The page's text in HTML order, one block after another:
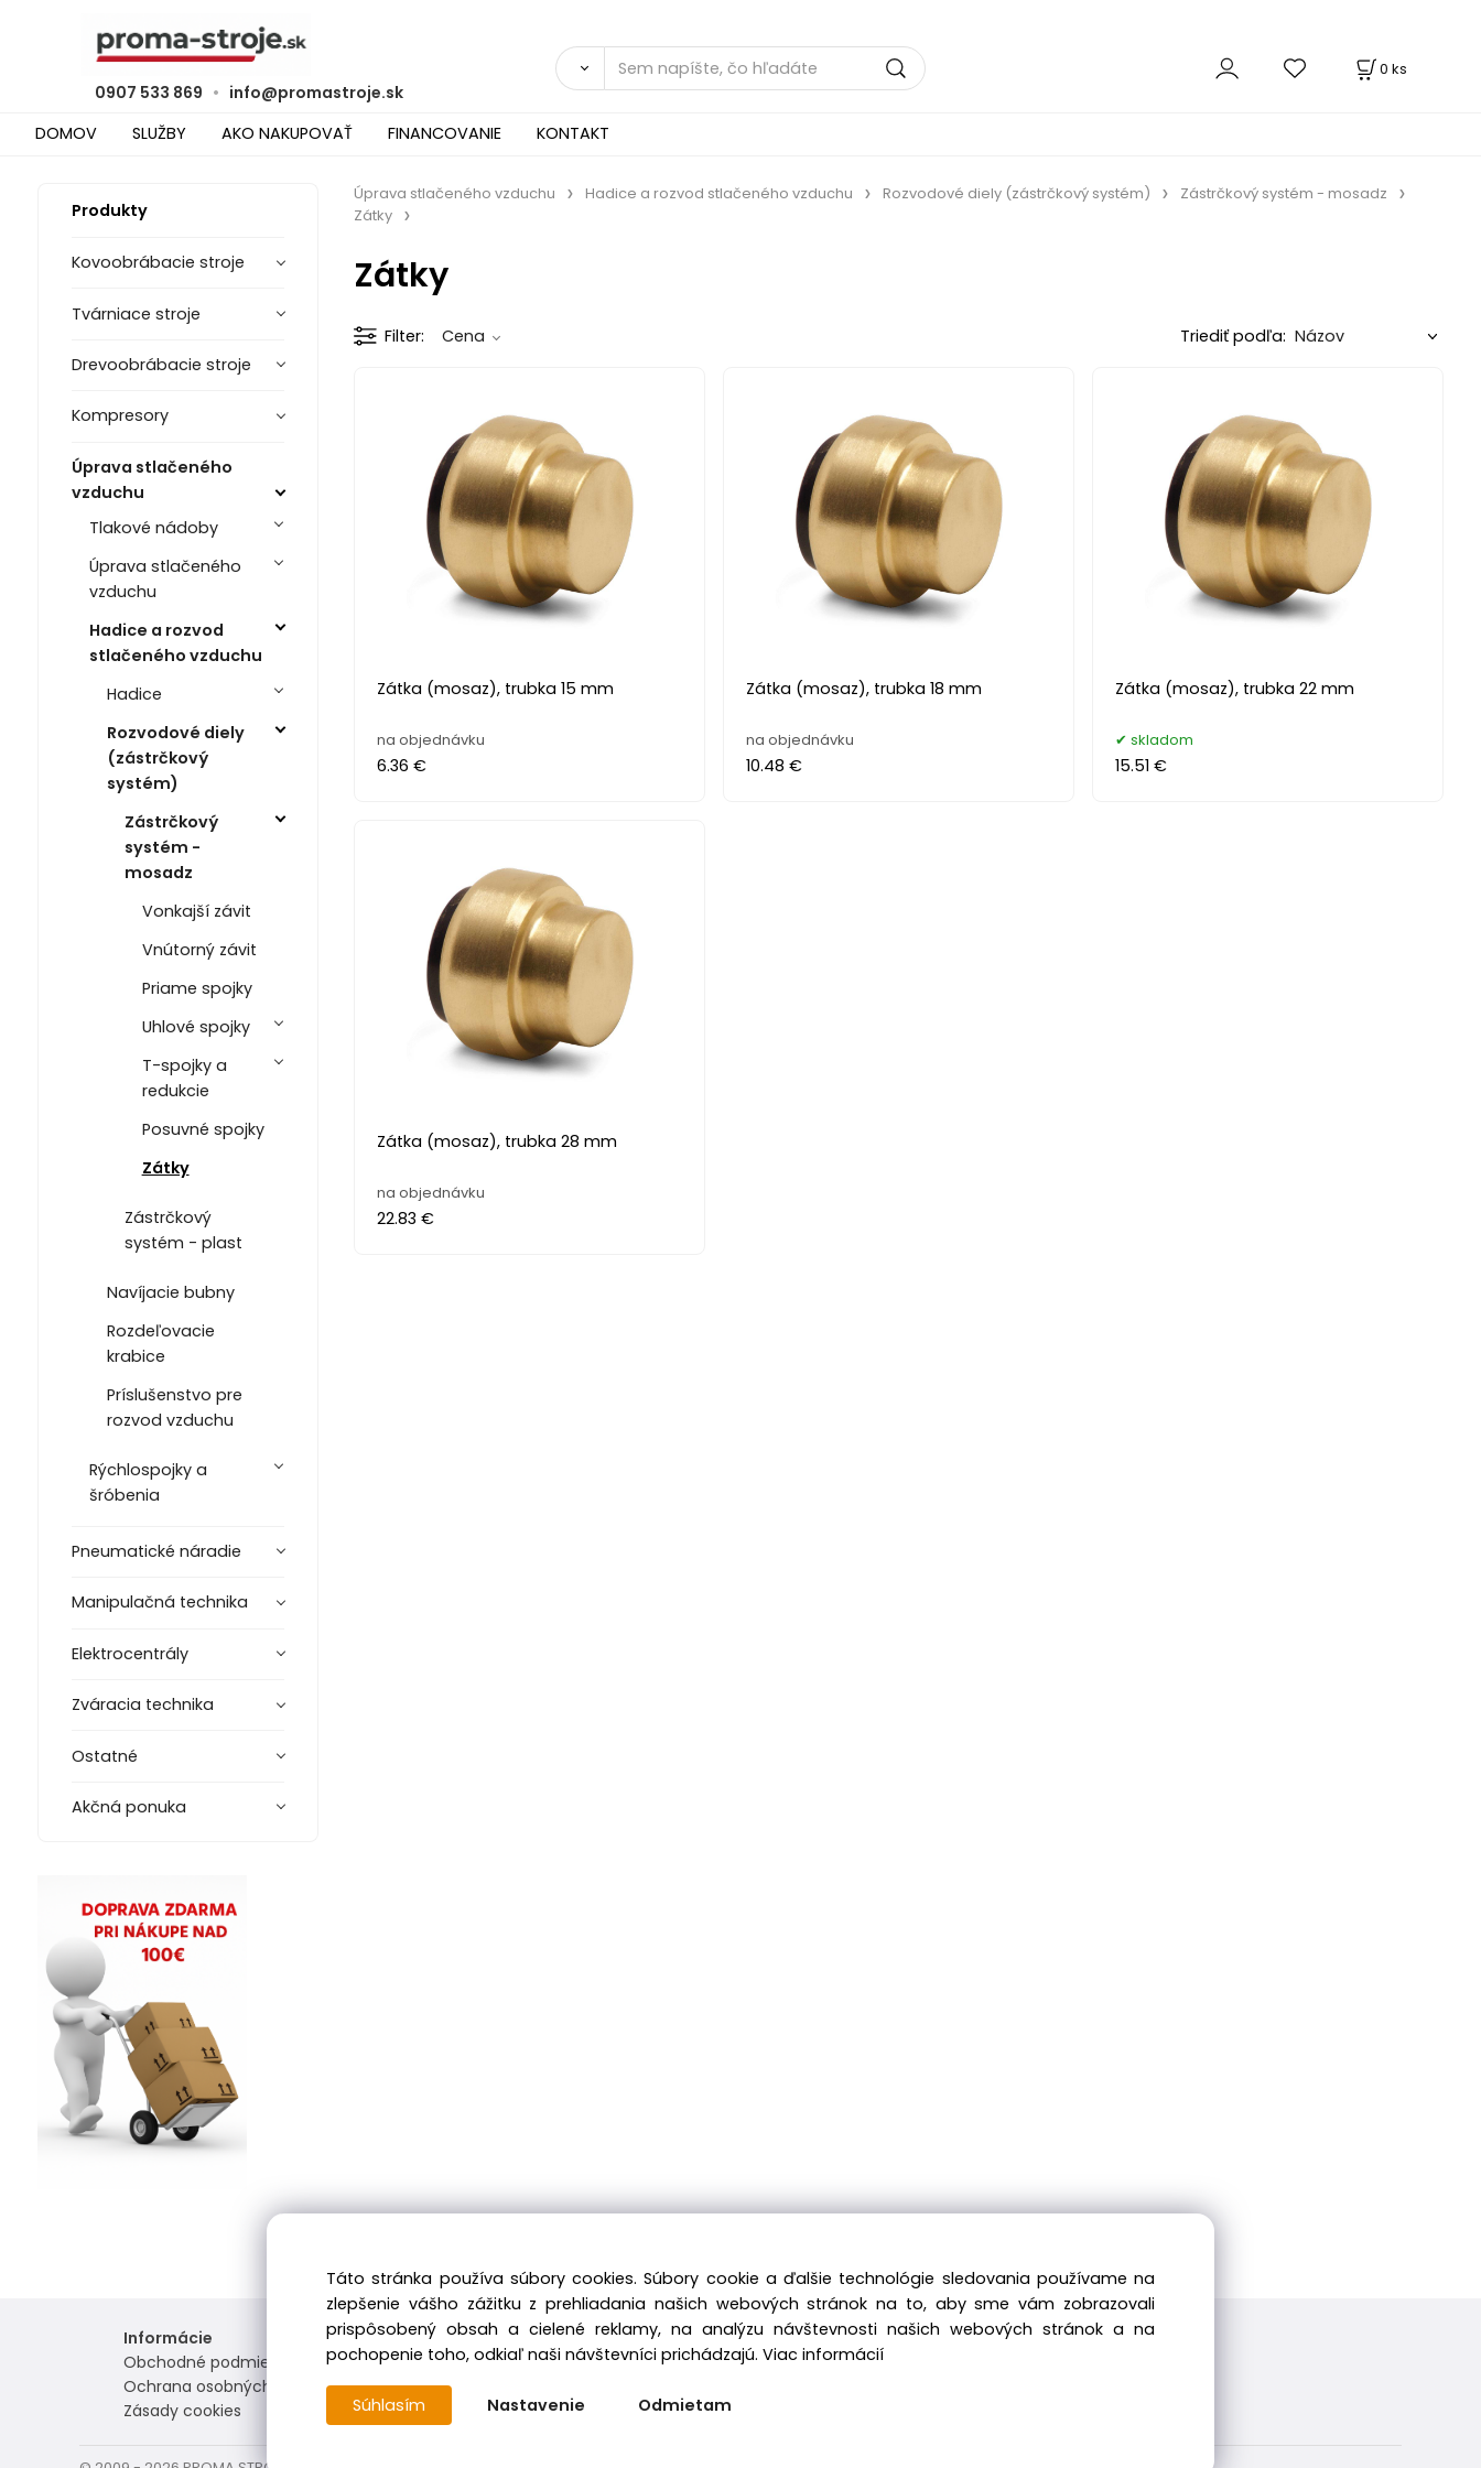
0907 533 869 • info@promastroje.sk
0 ks
DOMOV SLUŽBY AKO NAKUPOVAŤ FINANCOVANIE KONTAKT
Produkty
Kovoobrábacie stroje
Tvárniace stroje
Drevoobrábacie stroje
Kompresory
Úprava stlačeného
vzduchu
Tlakové nádoby
Úprava stlačeného
vzduchu
Hadice a rozvod
stlačeného vzduchu
Hadice
Rozvodové diely
(zástrčkový
systém)
Zástrčkový
systém -
mosadz
Vonkajší závit
Vnútorný závit
Priame spojky
Uhlové spojky
T-spojky a
redukcie
Posuvné spojky
Zátky
Zástrčkový
systém - plast
Navíjacie bubny
Rozdeľovacie
krabice
Príslušenstvo pre
rozvod vzduchu
Rýchlospojky a
šróbenia
Pneumatické náradie
Manipulačná technika
Elektrocentrály
Zváracia technika
Ostatné
Akčná ponuka
Úprava stlačeného vzduchu Hadice a rozvod stlačeného vzduchu Rozvodové diely (zástrčkový systém)
Zástrčkový systém - mosadz
Zátky
Zátky
Filter Cena Triediť podľa:
Zátka (mosaz), trubka 15 mm
na objednávku
6.36 €
Zátka (mosaz), trubka 18 mm
na objednávku
10.48 €
Zátka (mosaz), trubka 22 mm
skladom
15.51 €
Zátka (mosaz), trubka 28 mm
na objednávku
22.83 €
Informácie
Obchodné podmienky
Ochrana osobných údajov
Zásady cookies
Táto stránka používa súbory cookies. Súbory cookie a ďalšie technológie sledovania používame na
zlepšenie vášho zážitku z prehliadania našich webových stránok na to, aby sme vám zobrazovali
prispôsobený obsah a cielené reklamy, na analýzu návštevnosti našich webových stránok a na
pochopenie toho, odkiaľ naši návštevníci prichádzajú. Viac informácií
Súhlasím Nastavenie Odmietam